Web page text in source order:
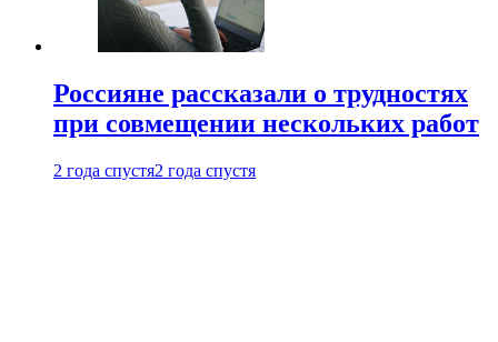
Россияне рассказали о трудностях
при совмещении нескольких работ
2 года спустя2 года спустя